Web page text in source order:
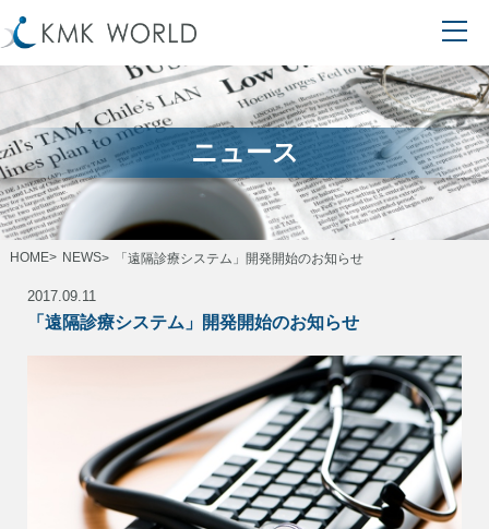
ニュース
HOME NEWS 「遠隔診療システム」開発開始のお知らせ
2017.09.11
「遠隔診療システム」開発開始のお知らせ